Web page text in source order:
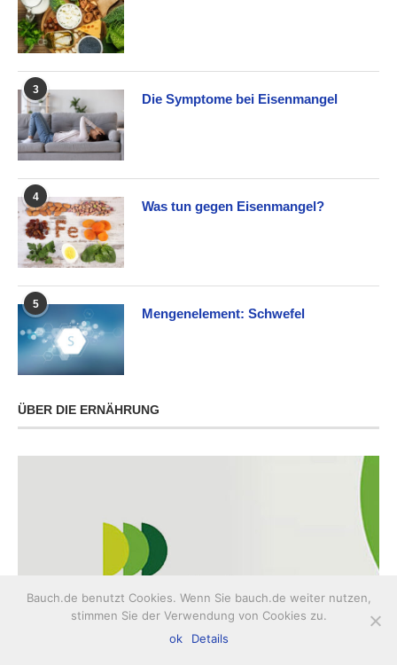
3
Die Symptome bei Eisenmangel
4
Was tun gegen Eisenmangel?
5
Mengenelement: Schwefel
ÜBER DIE ERNÄHRUNG
Bauch.de benutzt Cookies. Wenn Sie bauch.de weiter nutzen,
stimmen Sie der Verwendung von Cookies zu.
ok
Details